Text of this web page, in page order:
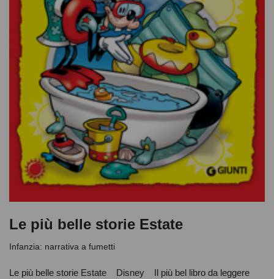
Le più belle storie Estate
Infanzia: narrativa a fumetti
Le più belle storie Estate Disney Il più bel libro da leggere